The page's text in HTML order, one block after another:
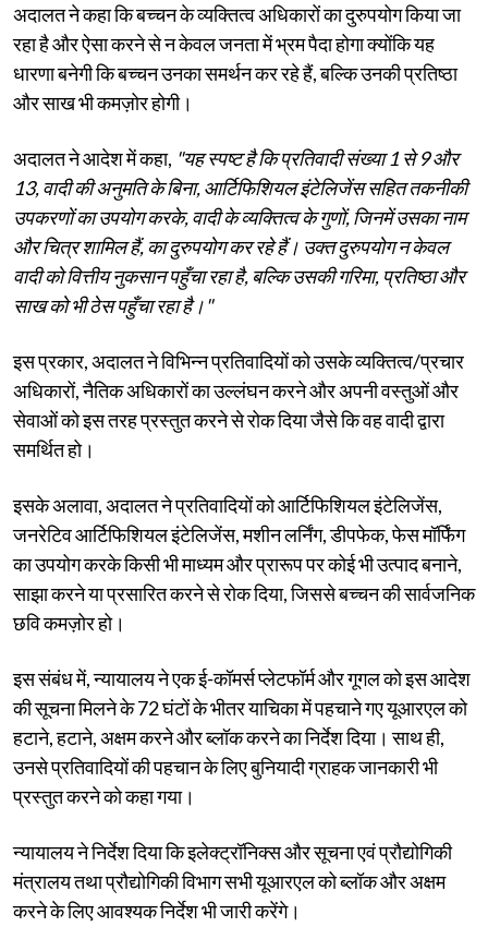
अदालत ने कहा कि बच्चन के व्यक्तित्व अधिकारों का दुरुपयोग किया जा
रहा है और ऐसा करने से न केवल जनता में भ्रम पैदा होगा क्योंकि यह
धारणा बनेगी कि बच्चन उनका समर्थन कर रहे हैं, बल्कि उनकी प्रतिष्ठा
और साख भी कमज़ोर होगी।
अदालत ने आदेश में कहा, "यह स्पष्ट है कि प्रतिवादी संख्या 1 से 9 और
13, वादी की अनुमति के बिना, आर्टिफिशियल इंटेलिजेंस सहित तकनीकी
उपकरणों का उपयोग करके, वादी के व्यक्तित्व के गुणों, जिनमें उसका नाम
और चित्र शामिल हैं, का दुरुपयोग कर रहे हैं। उक्त दुरुपयोग न केवल
वादी को वित्तीय नुकसान पहुँचा रहा है, बल्कि उसकी गरिमा, प्रतिष्ठा और
साख को भी ठेस पहुँचा रहा है।"
इस प्रकार, अदालत ने विभिन्न प्रतिवादियों को उसके व्यक्तित्व/प्रचार
अधिकारों, नैतिक अधिकारों का उल्लंघन करने और अपनी वस्तुओं और
सेवाओं को इस तरह प्रस्तुत करने से रोक दिया जैसे कि वह वादी द्वारा
समर्थित हो।
इसके अलावा, अदालत ने प्रतिवादियों को आर्टिफिशियल इंटेलिजेंस,
जनरेटिव आर्टिफिशियल इंटेलिजेंस, मशीन लर्निंग, डीपफेक, फेस मॉर्फिंग
का उपयोग करके किसी भी माध्यम और प्रारूप पर कोई भी उत्पाद बनाने,
साझा करने या प्रसारित करने से रोक दिया, जिससे बच्चन की सार्वजनिक
छवि कमज़ोर हो।
इस संबंध में, न्यायालय ने एक ई-कॉमर्स प्लेटफॉर्म और गूगल को इस आदेश
की सूचना मिलने के 72 घंटों के भीतर याचिका में पहचाने गए यूआरएल को
हटाने, हटाने, अक्षम करने और ब्लॉक करने का निर्देश दिया। साथ ही,
उनसे प्रतिवादियों की पहचान के लिए बुनियादी ग्राहक जानकारी भी
प्रस्तुत करने को कहा गया।
न्यायालय ने निर्देश दिया कि इलेक्ट्रॉनिक्स और सूचना एवं प्रौद्योगिकी
मंत्रालय तथा प्रौद्योगिकी विभाग सभी यूआरएल को ब्लॉक और अक्षम
करने के लिए आवश्यक निर्देश भी जारी करेंगे।